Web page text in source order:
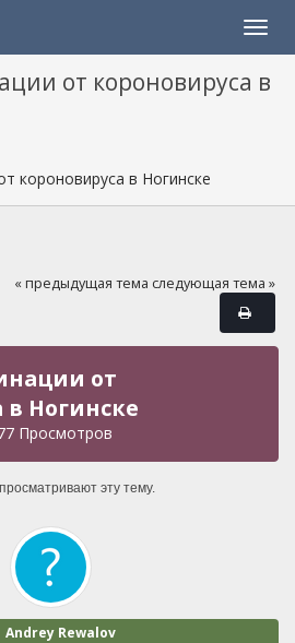
от короновируса в
короновируса в Ногинске
« предыдущая тема следующая тема »
от
в Ногинске
Просмотров
эту тему.
Andrey Rewalov